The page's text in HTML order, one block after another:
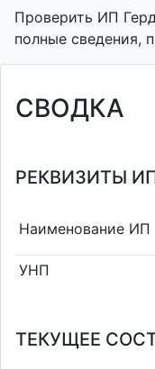
Проверить ИП
полные сведения,
СВОДКА
РЕКВИЗИТЫ
Наименование ИП
УНП
ТЕКУЩЕЕ